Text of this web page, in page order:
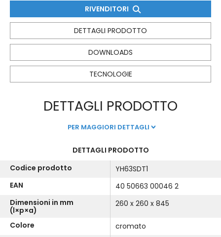
RIVENDITORI
DETTAGLI PRODOTTO
DOWNLOADS
TECNOLOGIE
DETTAGLI PRODOTTO
PER MAGGIORI DETTAGLI
DETTAGLI PRODOTTO
Codice prodotto
YH63SDT1
EAN
40 50663 00046 2
Dimensioni in mm
(l×p×a)
260 x 260 x 845
Colore
cromato